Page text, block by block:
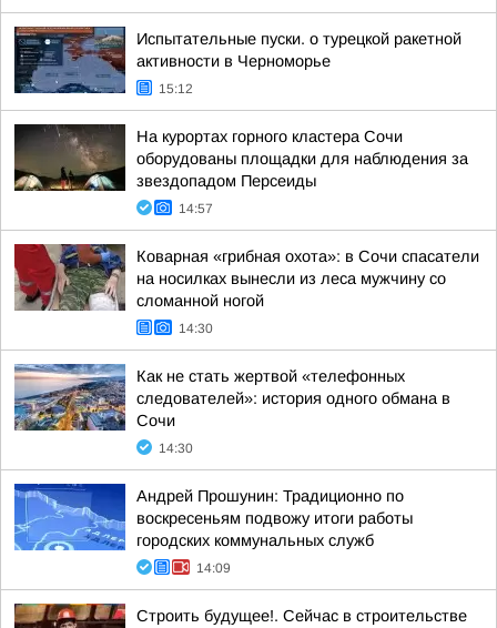
Испытательные пуски. о турецкой ракетной
активности в Черноморье
15:12
На курортах горного кластера Сочи
оборудованы площадки для наблюдения за
звездопадом Персеиды
14:57
Коварная «грибная охота»: в Сочи спасатели
на носилках вынесли из леса мужчину со
сломанной ногой
14:30
Как не стать жертвой «телефонных
следователей»: история одного обмана в
Сочи
14:30
Андрей Прошунин: Традиционно по
воскресеньям подвожу итоги работы
городских коммунальных служб
14:09
Строить будущее!. Сейчас в строительстве